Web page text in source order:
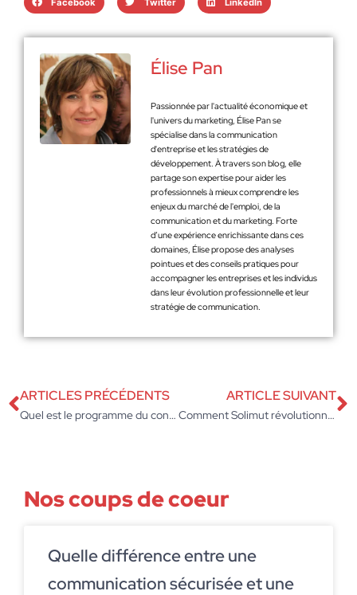
Élise Pan
Passionnée par l'actualité économique et
l'univers du marketing, Élise Pan se
spécialise dans la communication
d'entreprise et les stratégies de
développement. À travers son blog, elle
partage son expertise pour aider les
professionnels à mieux comprendre les
enjeux du marché de l'emploi, de la
communication et du marketing. Forte
d’une expérience enrichissante dans ces
domaines, Élise propose des analyses
pointues et des conseils pratiques pour
accompagner les entreprises et les individus
dans leur évolution professionnelle et leur
stratégie de communication.
ARTICLES PRÉCÉDENTS
Quel est le programme du concours externe de sous-officier de gendarmerie ?
ARTICLE SUIVANT
Comment Solimut révolutionne le téléconsultation médicale en entreprise
Nos coups de coeur
Quelle différence entre une
communication sécurisée et une